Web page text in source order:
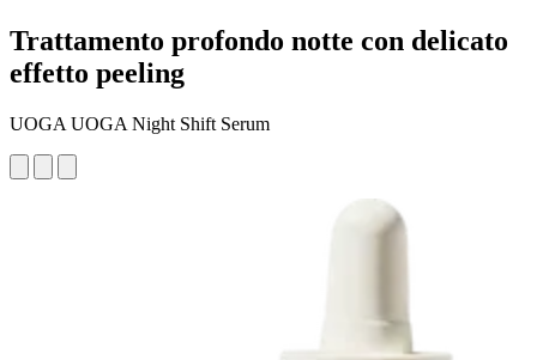
Trattamento profondo notte con delicato
effetto peeling
UOGA UOGA Night Shift Serum